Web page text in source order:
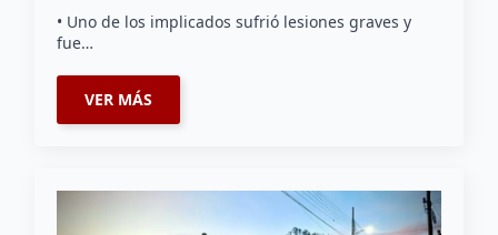
• Uno de los implicados sufrió lesiones graves y
fue…
VER MÁS